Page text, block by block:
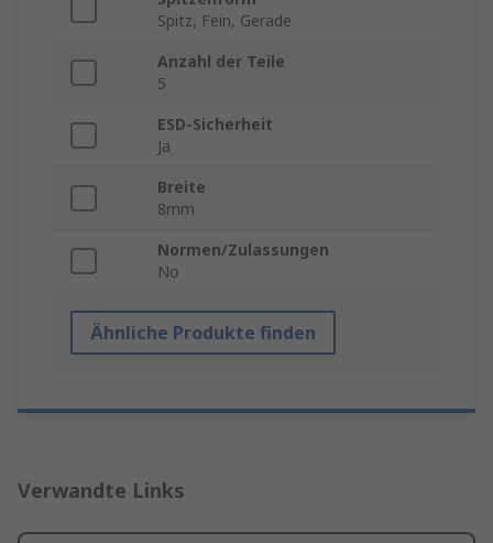
Spitz, Fein, Gerade
Anzahl der Teile
5
ESD-Sicherheit
Ja
Breite
8mm
Normen/Zulassungen
No
Ähnliche Produkte finden
Verwandte Links